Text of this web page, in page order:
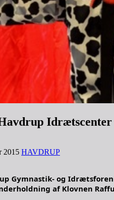
Idrætscenter
2015 HAVDRUP
Gymnastik- og
af Klovnen